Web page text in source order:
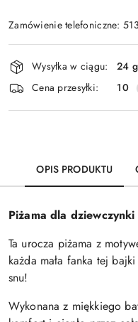
Zamówienie telefoniczne:
Dostępność
i
dostawa
Wysyłka w ciągu:
24
Cena przesyłki:
10
OPIS PRODUKTU
Piżama dla
Ta urocza piżama z
każda mała fanka tej
snu!
Wykonana z miękkiego